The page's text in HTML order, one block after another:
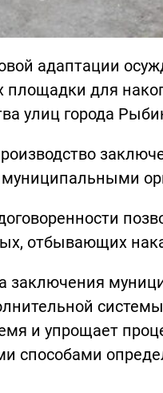
адаптации
площадки для
улиц города
отбывающих
заключения
и упрощает
способами